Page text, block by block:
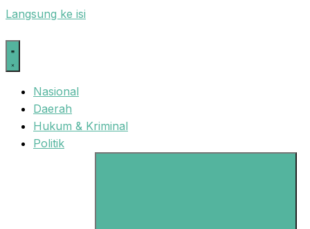
Langsung ke isi
Nasional
Daerah
Hukum & Kriminal
Politik